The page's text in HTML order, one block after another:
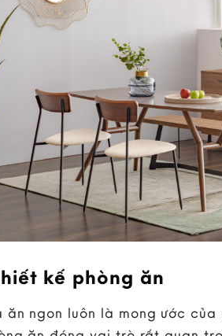
kế phòng ăn
ăn ngon luôn là mong ước của